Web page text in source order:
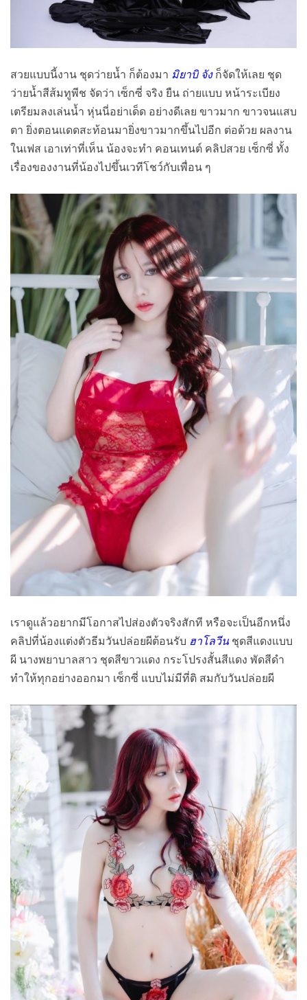
สวยแบบนี้งาน ชุดว่ายน้ำ ก็ต้องมา มิยาบิ จังก็จัดให้เลย ชุด
ว่ายน้ำสีส้มทูพีช จัดว่า เซ็กซี่ จริง ยืน ถ่ายแบบ หน้าระเบียง
เตรียมลงเล่นน้ำ หุ่นนี่อย่าเด็ด อย่างดีเลย ขาวมาก ขาวจนแสบ
ตา ยิ่งตอนแดดสะท้อนมายิ่งขาวมากขึ้นไปอีก ต่อด้วย ผลงาน
ในเฟส เอาเท่าที่เห็น น้องจะทำ คอนเทนต์ คลิปสวย เซ็กซี่ ทั้ง
เรื่องของงานที่น้องไปขึ้นเวทีโชว์กับเพื่อน ๆ
เราดูแล้วอยากมีโอกาสไปส่องตัวจริงสักที หรือจะเป็นอีกหนึ่ง
คลิปที่น้องแต่งตัวธีมวันปล่อยผีต้อนรับ ฮาโลวีน ชุดสีแดงแบบ
ผี นางพยาบาลสาว ชุดสีขาวแดง กระโปรงสั้นสีแดง พัดสีดำ
ทำให้ทุกอย่างออกมา เซ็กซี่ แบบไม่มีที่ติ สมกับวันปล่อยผี